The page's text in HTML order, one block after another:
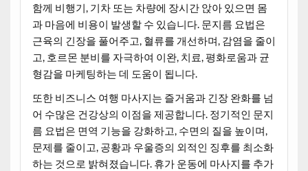
함께 비행기, 기차 또는 차량에 장시간 앉아 있으면 몸
과 마음에 비용이 발생할 수 있습니다. 문지름 요법은
근육의 긴장을 풀어주고, 혈류를 개선하며, 감염을 줄이
고, 호르몬 분비를 자극하여 이완, 치료, 평화로움과 균
형감을 마케팅하는 데 도움이 됩니다.
또한 비즈니스 여행 마사지는 즐거움과 긴장 완화를 넘
어 수많은 건강상의 이점을 제공합니다. 정기적인 문지
름 요법은 면역 기능을 강화하고, 수면의 질을 높이며,
문제를 줄이고, 공황과 우울증의 외적인 징후를 최소화
하는 것으로 밝혀졌습니다. 휴가 운동에 마사지를 추가